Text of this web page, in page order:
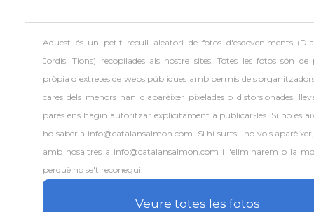
Aquest és un petit recull aleatori defotos d'esdeveniments
Jordis, Tions) recopilades als nostre sites. Totes les fotos són de
pròpia o extretes de webs públiques amb permís dels
cares dels menors han d'aparèixer pixelades o distorsionades,
pares ens hagin autoritzar explícitament a publicar-les. Si no és
ho saber a info@catalansalmon.com. Si hi surts i no vols
amb nosaltres a info@catalansalmon.com i l'eliminarem o la
perquè no se't reconegui.
Veure totes les fotos